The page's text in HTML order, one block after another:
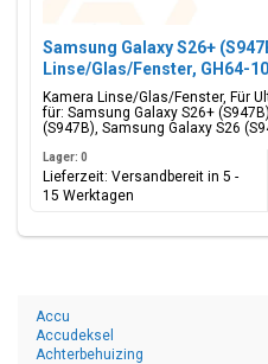
Samsung Galaxy S26+
Linse/Glas/Fenster, GH64-
Kamera Linse/Glas/Fenster, Für
für: Samsung Galaxy S26+
(S947B), Samsung Galaxy S26
Lager: 0
Lieferzeit: Versandbereit in 5 -
15 Werktagen
Accu
Accudeksel
Achterbehuizing